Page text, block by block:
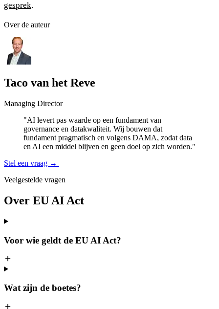
gesprek.
Over de auteur
Taco van het Reve
Managing Director
"AI levert pas waarde op een fundament van
governance en datakwaliteit. Wij bouwen dat
fundament pragmatisch en volgens DAMA, zodat data
en AI een middel blijven en geen doel op zich worden."
Stel een vraag →
Veelgestelde vragen
Over EU AI Act
Voor wie geldt de EU AI Act?
Wat zijn de boetes?